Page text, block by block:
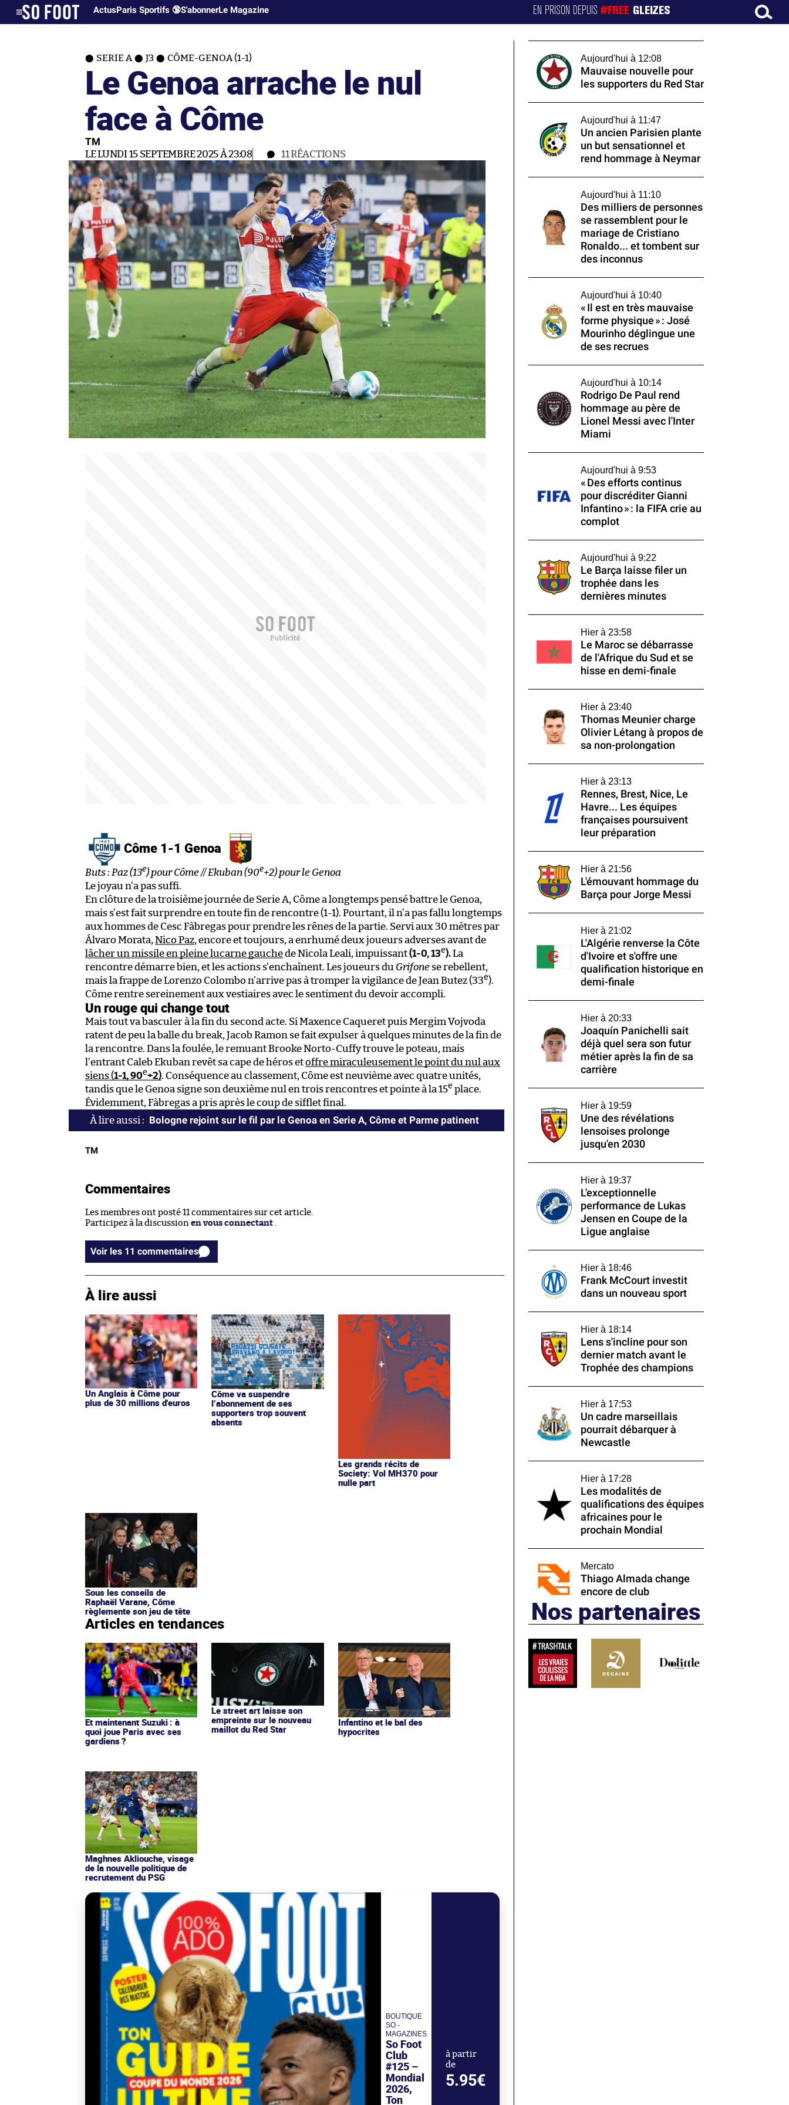
ActusParis Sportifs 🔞S'abonnerLe Magazine EN PRISON DEPUIS#FREE GLEIZES
SERIE A J3 CÔME-GENOA (1-1)
Le Genoa arrache le nul
face à Côme
TM
LE LUNDI 15 SEPTEMBRE 2025 À 23:08 11RÉACTIONS
Côme 1-1 Genoa
Buts : Paz (13e) pour Côme // Ekuban (90e+2) pour le Genoa
Le joyau n’a pas suffi.
En clôture de la troisième journée de Serie A, Côme a longtemps pensé battre le Genoa,
mais s’est fait surprendre en toute fin de rencontre (1-1). Pourtant, il n’a pas fallu longtemps
aux hommes de Cesc Fàbregas pour prendre les rênes de la partie. Servi aux 30 mètres par
Álvaro Morata, Nico Paz, encore et toujours, a enrhumé deux joueurs adverses avant de
lâcher un missile en pleine lucarne gauchede Nicola Leali, impuissant(1-0, 13e).La
rencontre démarre bien, et les actions s’enchaînent. Les joueurs du Grifone se rebellent,
mais la frappe de Lorenzo Colombo n’arrive pas à tromper la vigilance de Jean Butez (33e).
Côme rentre sereinement aux vestiaires avec le sentiment du devoir accompli.
Un rouge qui change tout
Mais tout va basculer à la fin du second acte. Si Maxence Caqueret puis Mergim Vojvoda
ratent de peu la balle du break, Jacob Ramon se fait expulser à quelques minutes de la fin de
la rencontre. Dans la foulée, le remuant Brooke Norto-Cuffy trouve le poteau, mais
l’entrant Caleb Ekuban revêt sa cape de héros etoffre miraculeusement le point du nul aux
siens (1-1, 90e+2). Conséquence au classement, Côme est neuvième avec quatre unités,
tandis que le Genoa signe son deuxième nul en trois rencontres et pointe à la 15e place.
Évidemment, Fàbregas a pris après le coup de sifflet final.
Bologne rejoint sur le fil par le Genoa en Serie A, Côme et Parme patinent
TM
Commentaires
Les membres ont posté 11 commentaires sur cet article.
Participez à la discussion en vous connectant
Voir les 11 commentaires
À lire aussi
Un Anglais à Côme pour
plus de 30 millions d'euros
Côme va suspendre
l’abonnement de ses
supporters trop souvent
absents
Les grands récits de
Society: Vol MH370 pour
nulle part
Sous les conseils de
Raphaël Varane, Côme
règlemente son jeu de tête
Articles en tendances
Et maintenant Suzuki : à
quoi joue Paris avec ses
gardiens ?
Le street art laisse son
empreinte sur le nouveau
maillot du Red Star
Infantino et le bal des
hypocrites
Maghnes Akliouche, visage
de la nouvelle politique de
recrutement du PSG
BOUTIQUE
SO -
MAGAZINES
So Foot
Club
#125 –
Mondial
2026,
Ton
à partir
de
5.95€
Aujourd'hui à 12:08
Mauvaise nouvelle pour
les supporters du Red Star
Aujourd'hui à 11:47
Un ancien Parisien plante
un but sensationnel et
rend hommage à Neymar
Aujourd'hui à 11:10
Des milliers de personnes
se rassemblent pour le
mariage de Cristiano
Ronaldo... et tombent sur
des inconnus
Aujourd'hui à 10:40
« Il est en très mauvaise
forme physique » : José
Mourinho déglingue une
de ses recrues
Aujourd'hui à 10:14
Rodrigo De Paul rend
hommage au père de
Lionel Messi avec l'Inter
Miami
Aujourd'hui à 9:53
« Des efforts continus
pour discréditer Gianni
Infantino » : la FIFA crie au
complot
Aujourd'hui à 9:22
Le Barça laisse filer un
trophée dans les
dernières minutes
Hier à 23:58
Le Maroc se débarrasse
de l'Afrique du Sud et se
hisse en demi-finale
Hier à 23:40
Thomas Meunier charge
Olivier Létang à propos de
sa non-prolongation
Hier à 23:13
Rennes, Brest, Nice, Le
Havre... Les équipes
françaises poursuivent
leur préparation
Hier à 21:56
L'émouvant hommage du
Barça pour Jorge Messi
Hier à 21:02
L'Algérie renverse la Côte
d'Ivoire et s'offre une
qualification historique en
demi-finale
Hier à 20:33
Joaquín Panichelli sait
déjà quel sera son futur
métier après la fin de sa
carrière
Hier à 19:59
Une des révélations
lensoises prolonge
jusqu'en 2030
Hier à 19:37
L'exceptionnelle
performance de Lukas
Jensen en Coupe de la
Ligue anglaise
Hier à 18:46
Frank McCourt investit
dans un nouveau sport
Hier à 18:14
Lens s'incline pour son
dernier match avant le
Trophée des champions
Hier à 17:53
Un cadre marseillais
pourrait débarquer à
Newcastle
Hier à 17:28
Les modalités de
qualifications des équipes
africaines pour le
prochain Mondial
Mercato
Thiago Almada change
encore de club
Nos partenaires